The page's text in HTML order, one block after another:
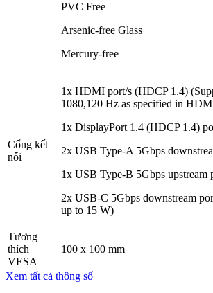
PVC Free
Arsenic-free Glass
Mercury-free
Cổng kết
nối
1x HDMI port/s (HDCP 1.4)
1080,120 Hz as specified in
1x DisplayPort 1.4 (HDCP 1.4)
2x USB Type-A 5Gbps
1x USB Type-B 5Gbps upstream
2x USB-C 5Gbps downstream
up to 15 W)
Tương
thích
VESA
100 x 100 mm
Xem tất cả thông số